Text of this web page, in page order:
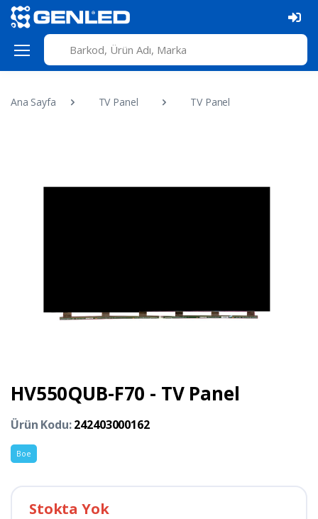
Ana Sayfa TV Panel TV Panel
HV550QUB-F70 - TV Panel
Ürün Kodu:242403000162
Boe
Stokta Yok